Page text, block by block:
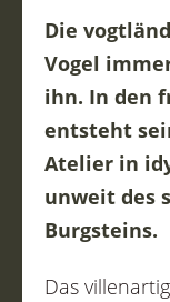
Die
Vogel
ihn. In den
entsteht
Atelier in
unweit des
Burgsteins.
Das